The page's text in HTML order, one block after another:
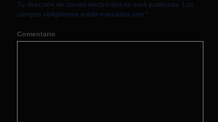
Tu dirección de correo electrónico no será publicada.
Los
campos obligatorios están marcados con *
Comentario